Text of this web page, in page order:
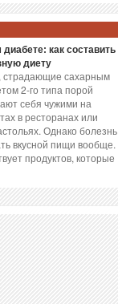
как составить
диету
страдающие сахарным
2-го типа порой
себя чужими на
в ресторанах или
Однако болезнь
вкусной пищи вообще.
продуктов, которые